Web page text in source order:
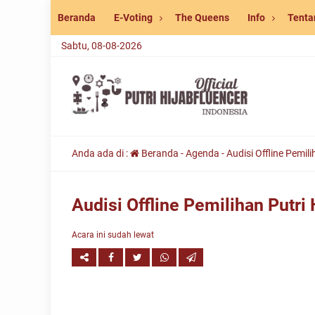
Beranda E-Voting The Queens Info
Sabtu, 08-08-2026
Anda ada di : Beranda -Agenda -Audisi Offline
Audisi Offline Pemilihan Putri
Acara ini sudah lewat